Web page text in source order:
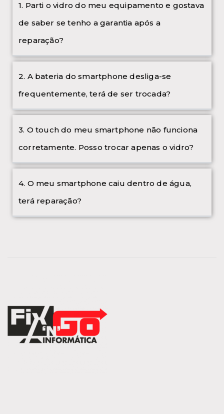
1. Parti o vidro do meu equipamento e gostava
de saber se tenho a garantia após a
reparação?
2. A bateria do smartphone desliga-se
frequentemente, terá de ser trocada?
3. O touch do meu smartphone não funciona
corretamente. Posso trocar apenas o vidro?
4. O meu smartphone caiu dentro de água,
terá reparação?